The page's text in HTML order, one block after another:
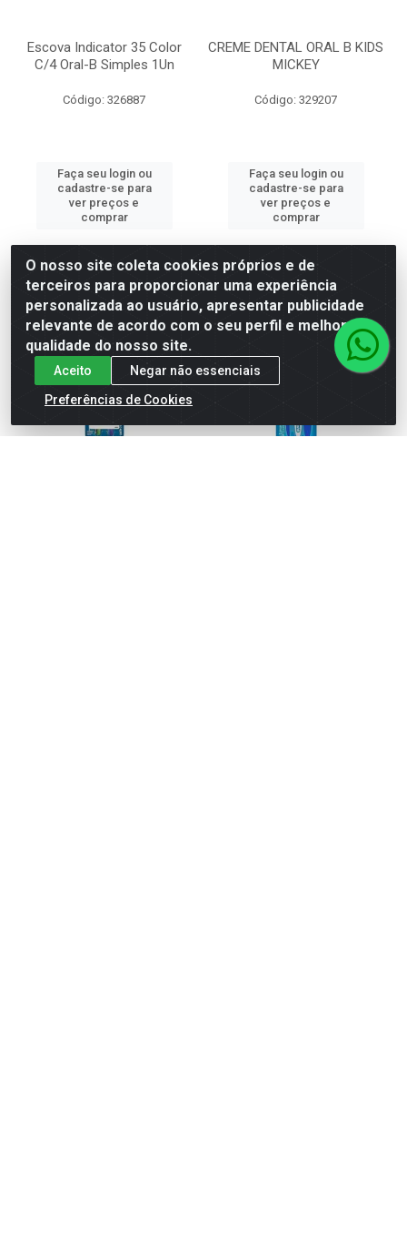
Escova Indicator 35 Color
C/4 Oral-B Simples 1Un
Código: 326887
Faça seu login ou
cadastre-se para
ver preços e
comprar
CREME DENTAL ORAL B KIDS
MICKEY
Código: 329207
Faça seu login ou
cadastre-se para
ver preços e
comprar
O nosso site coleta cookies próprios e de
terceiros para proporcionar uma experiência
personalizada ao usuário, apresentar publicidade
relevante de acordo com o seu perfil e melhorar a
qualidade do nosso site.
Aceito
Negar não essenciais
Preferências de Cookies